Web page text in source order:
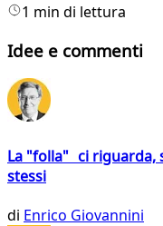
1 min di lettura
Idee e commenti
La "folla" ci riguarda,
stessi
di Enrico Giovannini